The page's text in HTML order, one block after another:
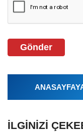
Gönder
İLGINIZI